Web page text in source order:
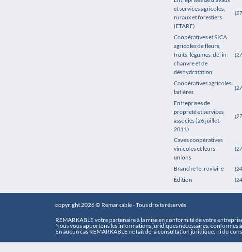
et services agricoles,
ruraux et forestiers
(ETARF)
Coopératives et SICA
agricoles de fleurs,
fruits, légumes, de lin-
chanvre et de
déshydratation
Coopératives agricoles
laitières
Entreprises de
propreté et services
associés (26 juillet
2011)
Caves coopératives
vinicoles et leurs
unions
Branche ferroviaire
Édition
copyright 2026 © Remarkable - Tous droits réservés
REMARKABLE votre partenaire à la mise en conformité de votre
Nous vous apportons les informations juridiques nécessaires, conformes
En aucun cas REMARKABLE ne fait de la consultation juridique, ni du